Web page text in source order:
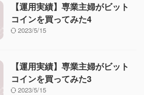
【運用実績】専業主婦がビット
コインを買ってみた4
2023/5/15
【運用実績】専業主婦がビット
コインを買ってみた3
2023/5/15